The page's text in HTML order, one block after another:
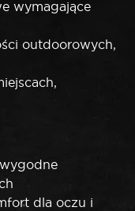
wymagające
outdoorowych,
dla oczu i